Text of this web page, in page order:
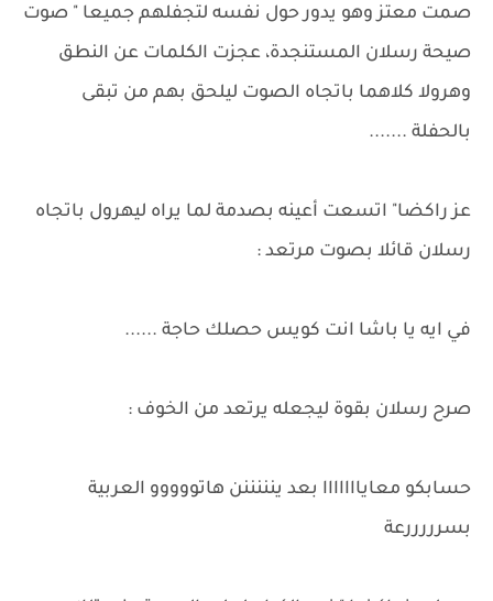
صمت معتز وهو يدور حول نفسه لتجفلهم جميعا " صوت
صيحة رسلان المستنجدة، عجزت الكلمات عن النطق
وهرولا كلاهما باتجاه الصوت ليلحق بهم من تبقى
بالحفلة .......
عز راكضا" اتسعت أعينه بصدمة لما يراه ليهرول باتجاه
رسلان قائلا بصوت مرتعد :
في ايه يا باشا انت كويس حصلك حاجة ......
صرح رسلان بقوة ليجعله يرتعد من الخوف :
حسابكو معايااااااا بعد ينننننن هاتووووو العربية
بسرررررعة